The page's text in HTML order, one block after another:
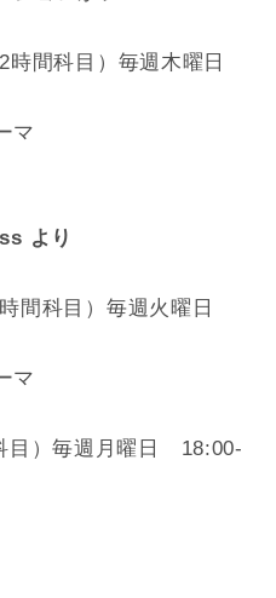
時間科目）毎週木曜日
マ
より
間科目）毎週火曜日
マ
目）毎週月曜日 18:00-